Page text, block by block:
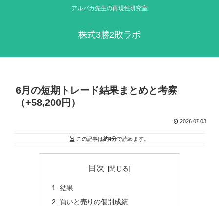
アルパカ先生の再現性研究室
株式3勝2敗ラボ
6月の短期トレード結果まとめと考察
（+58,200円）
2026.07.03
この記事は約4分で読めます。
目次
結果
買いと売りの個別成績